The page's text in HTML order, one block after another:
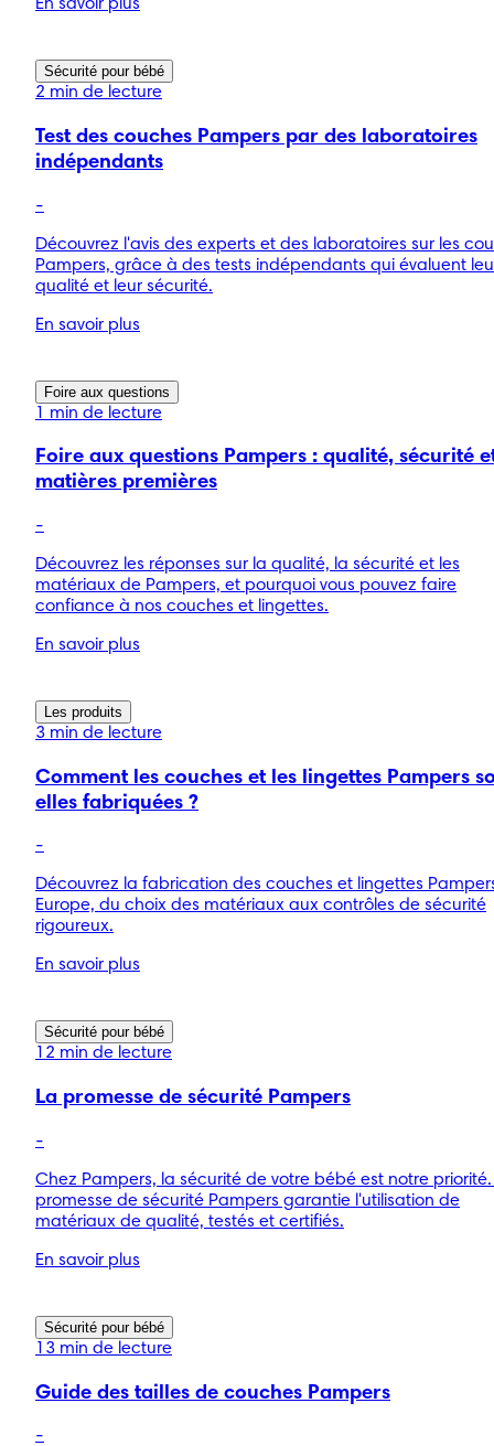
En savoir plus
Sécurité pour bébé
2 min de lecture
Test des couches Pampers par des laboratoires
indépendants
-
Découvrez l'avis des experts et des laboratoires sur les
Pampers, grâce à des tests indépendants qui évaluent
qualité et leur sécurité.
En savoir plus
Foire aux questions
1 min de lecture
Foire aux questions Pampers : qualité, sécurité
matières premières
-
Découvrez les réponses sur la qualité, la sécurité et les
matériaux de Pampers, et pourquoi vous pouvez faire
confiance à nos couches et lingettes.
En savoir plus
Les produits
3 min de lecture
Comment les couches et les lingettes Pampers
elles fabriquées ?
-
Découvrez la fabrication des couches et lingettes
Europe, du choix des matériaux aux contrôles de sécurité
rigoureux.
En savoir plus
Sécurité pour bébé
12 min de lecture
La promesse de sécurité Pampers
-
Chez Pampers, la sécurité de votre bébé est notre
promesse de sécurité Pampers garantie l'utilisation de
matériaux de qualité, testés et certifiés.
En savoir plus
Sécurité pour bébé
13 min de lecture
Guide des tailles de couches Pampers
-